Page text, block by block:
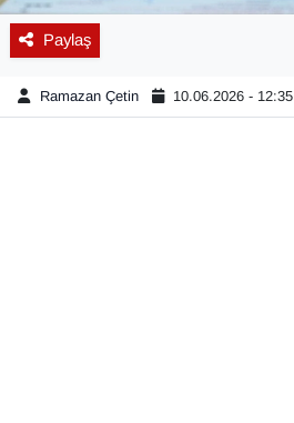
Paylaş
Ramazan Çetin 10.06.2026 - 12:35
Eleman
Emlak